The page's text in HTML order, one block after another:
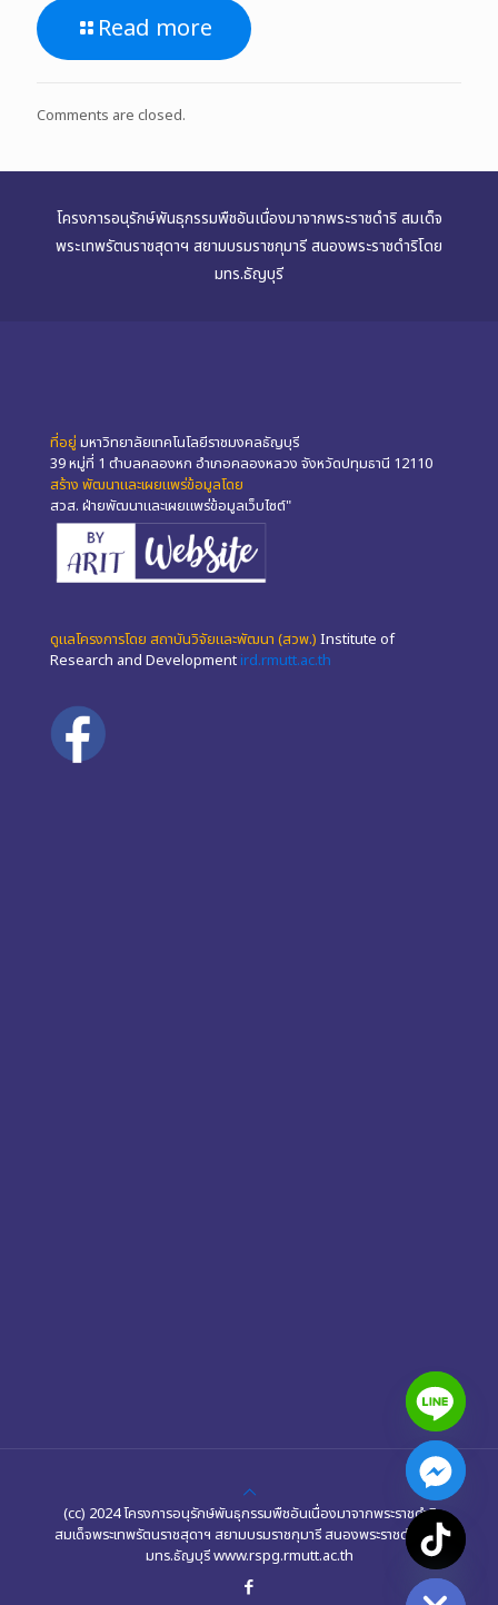
Read more
Comments are closed.
โครงการอนุรักษ์พันธุกรรมพืชอันเนื่องมาจากพระราชดำริ สมเด็จ
พระเทพรัตนราชสุดาฯ สยามบรมราชกุมารี สนองพระราชดำริโดย
มทร.ธัญบุรี
ที่อยู่ มหาวิทยาลัยเทคโนโลยีราชมงคลธัญบุรี
39 หมู่ที่ 1 ตำบลคลองหก อำเภอคลองหลวง จังหวัดปทุมธานี 12110
สร้าง พัฒนาและเผยแพร่ข้อมูลโดย
สวส. ฝ่ายพัฒนาและเผยแพร่ข้อมูลเว็บไซต์"
ดูแลโครงการโดย สถาบันวิจัยและพัฒนา (สวพ.) Institute of
Research and Development ird.rmutt.ac.th
(cc) 2024 โครงการอนุรักษ์พันธุกรรมพืชอันเนื่องมาจากพระราชดำริ
สมเด็จพระเทพรัตนราชสุดาฯ สยามบรมราชกุมารี สนองพระราชดำริโดย
มทร.ธัญบุรี www.rspg.rmutt.ac.th
Hide
chaty